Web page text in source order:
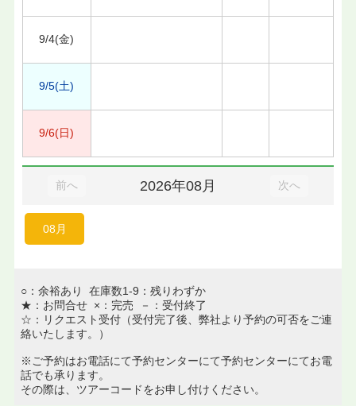
9/4(金)
9/5(土)
9/6(日)
前へ 2026年08月 次へ
08月
○：余裕あり 在庫数1-9：残りわずか
★：お問合せ ×：完売 －：受付終了
☆：リクエスト受付（受付完了後、弊社より予約の可否をご連
絡いたします。）
※ご予約はお電話にて予約センターにて予約センターにてお電
話でも承ります。
その際は、ツアーコードをお申し付けください。